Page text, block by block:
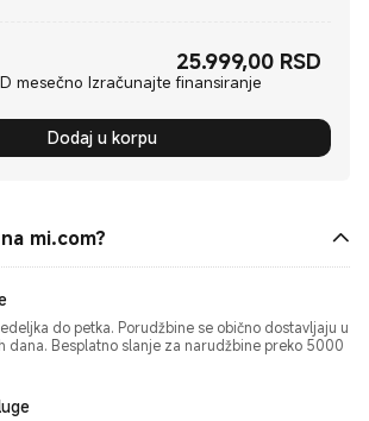
25.999,00 RSD
mesečno Izračunajte finansiranje
Dodaj u korpu
mi.com?
do petka. Porudžbine se obično dostavljaju u
dana. Besplatno slanje za narudžbine preko 5000